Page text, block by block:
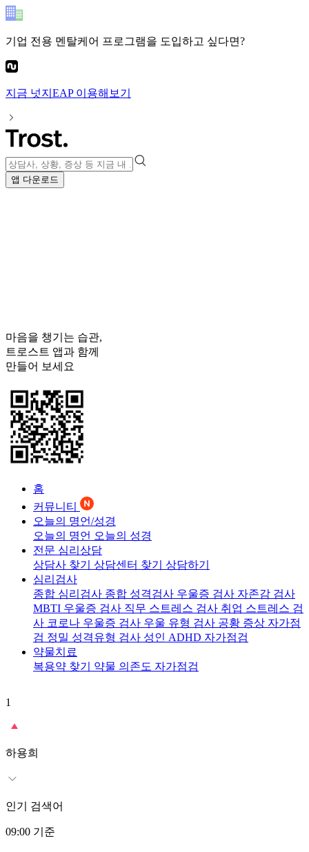
기업 전용 멘탈케어 프로그램을 도입하고 싶다면?
지금 넛지EAP이용해보기
앱 다운로드
마음을 챙기는 습관,
트로스트 앱과 함께
만들어 보세요
홈
커뮤니티
오늘의 명언/성경
오늘의 명언 오늘의 성경
전문 심리상담
상담사 찾기 상담센터 찾기 상담하기
심리검사
종합 심리검사 종합 성격검사 우울증 검사 자존감 검사
MBTI 우울증 검사 직무 스트레스 검사 취업 스트레스 검
사 코로나 우울증 검사 우울 유형 검사 공황 증상 자가점
검 정밀 성격유형 검사 성인 ADHD 자가점검
약물치료
복용약 찾기 약물 의존도 자가점검
1
하용희
인기 검색어
09:00 기준